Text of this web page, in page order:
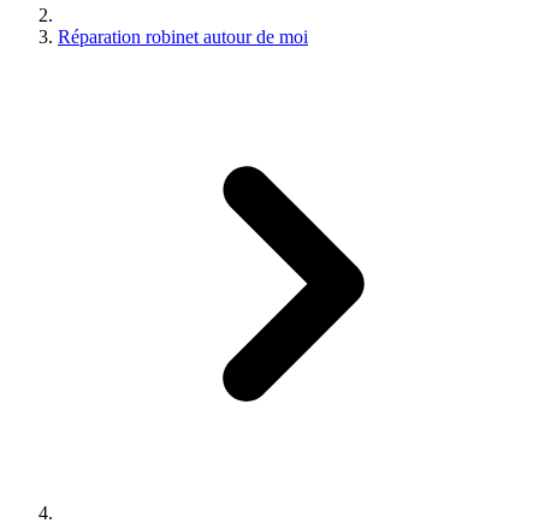
Réparation robinet autour de moi